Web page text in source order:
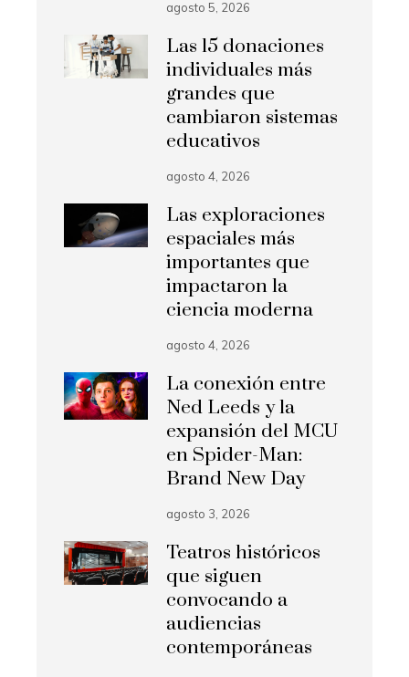
agosto 5, 2026
Las 15 donaciones
individuales más
grandes que
cambiaron sistemas
educativos
agosto 4, 2026
Las exploraciones
espaciales más
importantes que
impactaron la
ciencia moderna
agosto 4, 2026
La conexión entre
Ned Leeds y la
expansión del MCU
en Spider-Man:
Brand New Day
agosto 3, 2026
Teatros históricos
que siguen
convocando a
audiencias
contemporáneas